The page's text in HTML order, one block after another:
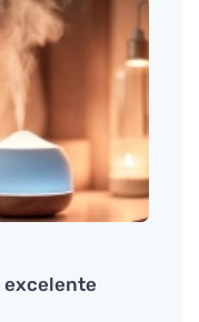
excelente